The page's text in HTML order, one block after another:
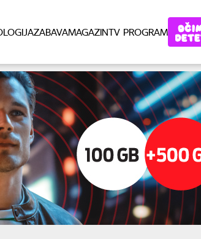
ZABAVAMAGAZINTV PROGRAM